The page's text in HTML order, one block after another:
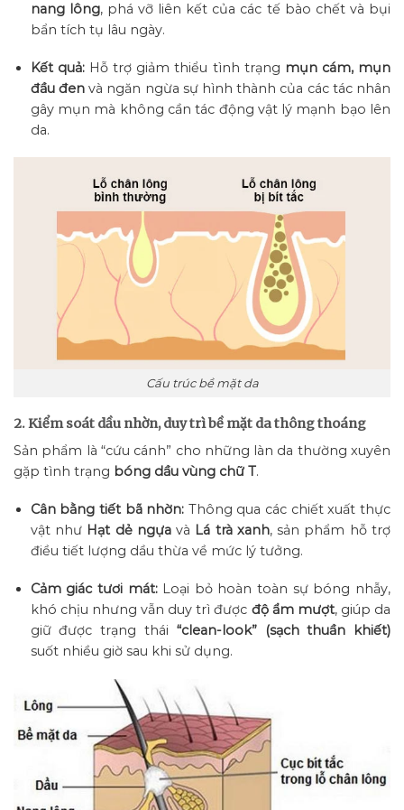
nang lông, phá vỡ liên kết của các tế bào chết và bụi
bẩn tích tụ lâu ngày.
Kết quả:Hỗ trợ giảm thiểu tình trạng mụn cám, mụn
đầu đenvà ngăn ngừa sự hình thành của các tác nhân
gây mụn mà không cần tác động vật lý mạnh bạo lên
da.
Cấu trúc bề mặt da
2. Kiểm soát dầu nhờn, duy trì bề mặt da thông thoáng
Sản phẩm là “cứu cánh” cho những làn da thường xuyên
gặp tình trạng bóng dầu vùng chữ T.
Cân bằng tiết bã nhờn: Thông qua các chiết xuất thực
vật như Hạt dẻ ngựavà Lá trà xanh, sản phẩm hỗ trợ
điều tiết lượng dầu thừa về mức lý tưởng.
Cảm giác tươi mát:Loại bỏ hoàn toàn sự bóng nhẫy,
khó chịu nhưng vẫn duy trì được độ ẩm mượt, giúp da
giữ được trạng thái “clean-look” (sạch thuần khiết)
suốt nhiều giờ sau khi sử dụng.